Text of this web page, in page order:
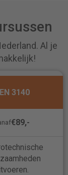
Al je
3140
€89,-